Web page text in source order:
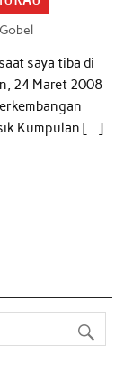
saya tiba di
24 Maret 2008
Kumpulan […]